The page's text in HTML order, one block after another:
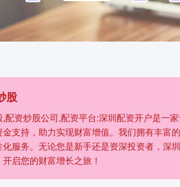
股
配资炒股公司,配资平台:深圳配资开户是一
支持，助力实现财富增值。我们拥有丰富
服务。无论您是新手还是资深投资者，深
启您的财富增长之旅！